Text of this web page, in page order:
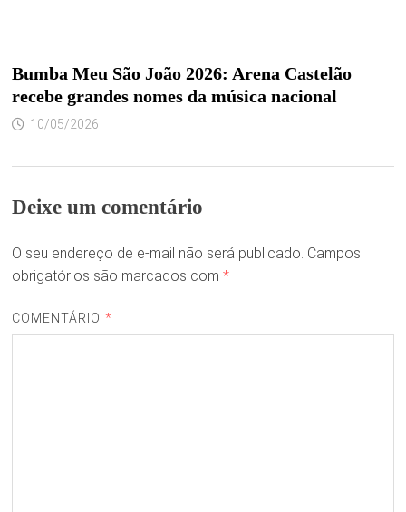
Bumba Meu São João 2026: Arena Castelão
recebe grandes nomes da música nacional
10/05/2026
Deixe um comentário
O seu endereço de e-mail não será publicado. Campos
obrigatórios são marcados com *
COMENTÁRIO *